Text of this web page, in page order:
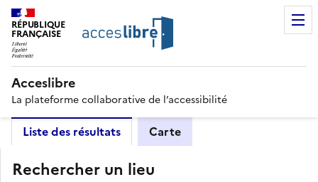
RÉPUBLIQUE
FRANÇAISE
Acceslibre
La plateforme collaborative de l’accessibilité
Liste des résultats Carte
Rechercher un lieu